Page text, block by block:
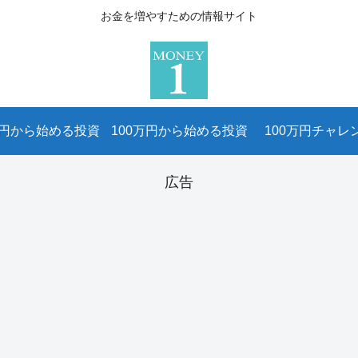
お金を増やすための情報サイト
から始める投資 100万円から始める投資 100万円チャレ
広告